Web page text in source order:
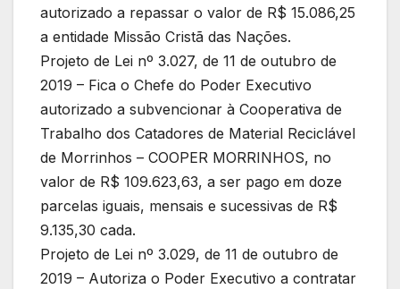
autorizado a repassar o valor de R$ 15.086,25
a entidade Missão Cristã das Nações.
Projeto de Lei nº 3.027, de 11 de outubro de
2019 – Fica o Chefe do Poder Executivo
autorizado a subvencionar à Cooperativa de
Trabalho dos Catadores de Material Reciclável
de Morrinhos – COOPER MORRINHOS, no
valor de R$ 109.623,63, a ser pago em doze
parcelas iguais, mensais e sucessivas de R$
9.135,30 cada.
Projeto de Lei nº 3.029, de 11 de outubro de
2019 – Autoriza o Poder Executivo a contratar